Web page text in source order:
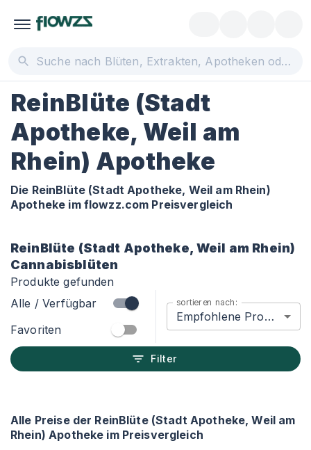
ReinBlüte (Stadt
Apotheke, Weil am
Rhein) Apotheke
Die ReinBlüte (Stadt Apotheke, Weil am Rhein)
Apotheke im flowzz.com Preisvergleich
ReinBlüte (Stadt Apotheke, Weil am Rhein)
Cannabisblüten
Produkte gefunden
Alle / Verfügbar
Favoriten
sortieren nach:
Empfohlene Produkte
Filter
Alle Preise der ReinBlüte (Stadt Apotheke, Weil am
Rhein) Apotheke im Preisvergleich